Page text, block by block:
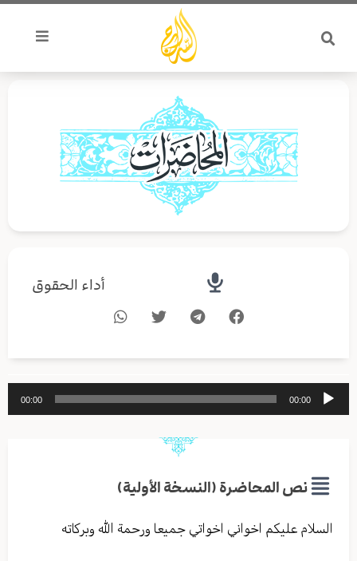
تخطي
المحتوى
أداء الحقوق
مشغل
الصوت
00:00
00:00
نص المحاضرة (النسخة الأولية)
السلام علیکم اخواني اخواتي جمیعا ورحمة الله وبرکاته